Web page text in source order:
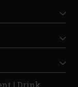
| Drink